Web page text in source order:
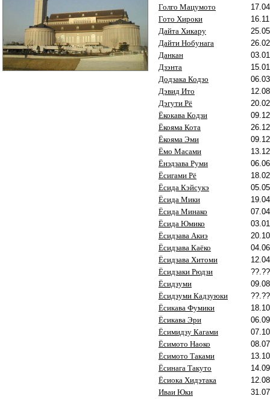
Голго Мацумото
Гото Хироки
Дайта Хикару
Дайти Нобунага
Данкан
Дзэнта
Додзака Кодзо
Дэвид Ито
Дэгути Рё
Ёкокава Кодзи
Ёкояма Кота
Ёкояма Эми
Ёмо Масами
Ёнэдзава Руми
Ёсигами Рё
Ёсида Кэйсукэ
Ёсида Мики
Ёсида Минако
Ёсида Юмико
Ёсидзава Акиэ
Ёсидзава Каёко
Ёсидзава Хитоми
Ёсидзаки Рюдзи
Ёсидзуми
Ёсидзуми Кадзуюки
Ёсикава Фумики
Ёсикава Эри
Ёсимидзу Кагами
Ёсимото Наоко
Ёсимото Таками
Ёсинага Такуто
Ёсиока Хидэтака
Иваи Юки